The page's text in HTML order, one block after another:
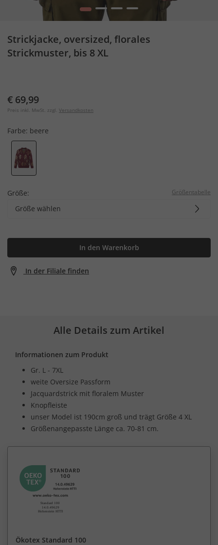
1 2 3 4
Strickjacke, oversized, florales
Strickmuster, bis 8 XL
€ 69,99
Preis inkl. MwSt. zzgl. Versandkosten
Farbe: beere
Größe: Größentabelle
Größe wählen
In den Warenkorb
In der Filiale finden
Alle Details zum Artikel
Informationen zum Produkt
Gr. L - 7XL
weite Oversize Passform
Jacquardstrick mit floralem Muster
Knopfleiste
unser Model ist 190cm groß und trägt Größe 4 XL
Größenangepasste Länge ca. 70-81 cm.
Ökotex Standard 100